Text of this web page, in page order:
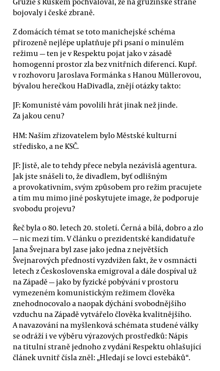
bojovaly i české zbraně.
Z domácích témat se toto manichejské schéma
přirozeně nejlépe uplatňuje při psaní o minulém
režimu — ten je v Respektu pojat jako v zásadě
homogenní prostor zla bez vnitřních diferencí. Kupř.
v rozhovoru Jaroslava Formánka s Hanou Müllerovou,
bývalou herečkou HaDivadla, znějí otázky takto:
JF: Komunisté vám povolili hrát jinak než jinde.
Za jakou cenu?
HM: Naším zřizovatelem bylo Městské kulturní
středisko, a ne KSČ.
JF: Jistě, ale to tehdy přece nebyla nezávislá agentura.
Jak jste snášeli to, že divadlem, byť odlišným
a provokativním, svým způsobem pro režim pracujete
a tím mu mimo jiné poskytujete image, že podporuje
svobodu projevu?
Řeč byla o 80. letech 20. století. Černá a bílá, dobro a zlo
— nic mezi tím. V článku o prezidentské kandidatuře
Jana Švejnara byl zase jako jedna z největších
Švejnarových předností vyzdvižen fakt, že v osmnácti
letech z Československa emigroval a dále dospíval už
na Západě — jako by fyzické pobývání v prostoru
vymezeném komunistickým režimem člověka
znehodnocovalo a naopak dýchání svobodnějšího
vzduchu na Západě vytvářelo člověka kvalitnějšího.
A navazování na myšlenková schémata studené války
se odráží i ve výběru výrazových prostředků: Nápis
na titulní straně jednoho z vydání Respektu ohlašující
článek uvnitř čísla zněl: „Hledají se lovci estebáků“.